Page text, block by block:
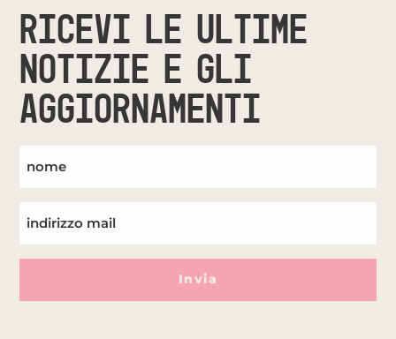
RICEVI LE ULTIME
NOTIZIE E GLI
AGGIORNAMENTI
Invia